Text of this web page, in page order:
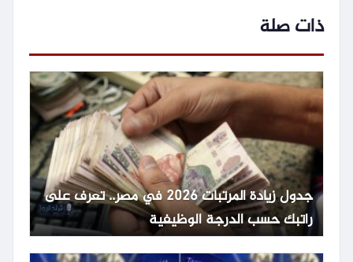
ذات صلة
جدول زيادة المرتبات 2026 في مصر.. تعرف على
راتبك حسب الدرجة الوظيفية